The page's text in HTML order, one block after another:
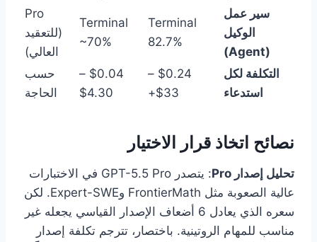
سير عمل
الوكيل
(Agent)
Terminal
82.7%
Terminal
~70%
Pro
(للتعقيد
العالي)
التكلفة لكل
استدعاء
$0.24 –
$33+
$0.04 –
$4.30
حسب
الحاجة
نصائح اتخاذ قرار الاختيار
تحليل إصدار Pro
: يتصدر GPT-5.5 Pro في الاختبارات
عالية الصعوبة مثل FrontierMath وExpert-SWE. لكن
سعره الذي يعادل 6 أضعاف الإصدار القياسي يجعله غير
مناسب للمهام الروتينية. باختصار، تترجم تكلفة إصدار